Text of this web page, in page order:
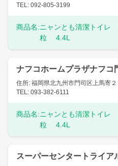
TEL: 092-805-3199
商品名:ニャンとも清潔トイ
粒 4.4L
ナフコホームプラザナフコ
住所: 福岡県北九州市門司区上馬寄２
TEL: 093-382-6111
商品名:ニャンとも清潔トイ
粒 4.4L
スーパーセンタートライア